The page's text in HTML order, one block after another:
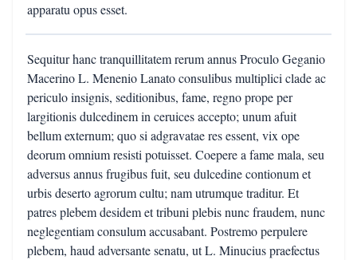
apparatu opus esset.
Sequitur hanc tranquillitatem rerum annus Proculo Geganio
Macerino L. Menenio Lanato consulibus multiplici clade ac
periculo insignis, seditionibus, fame, regno prope per
largitionis dulcedinem in ceruices accepto; unum afuit
bellum externum; quo si adgravatae res essent, vix ope
deorum omnium resisti potuisset. Coepere a fame mala, seu
adversus annus frugibus fuit, seu dulcedine contionum et
urbis deserto agrorum cultu; nam utrumque traditur. Et
patres plebem desidem et tribuni plebis nunc fraudem, nunc
neglegentiam consulum accusabant. Postremo perpulere
plebem, haud adversante senatu, ut L. Minucius praefectus